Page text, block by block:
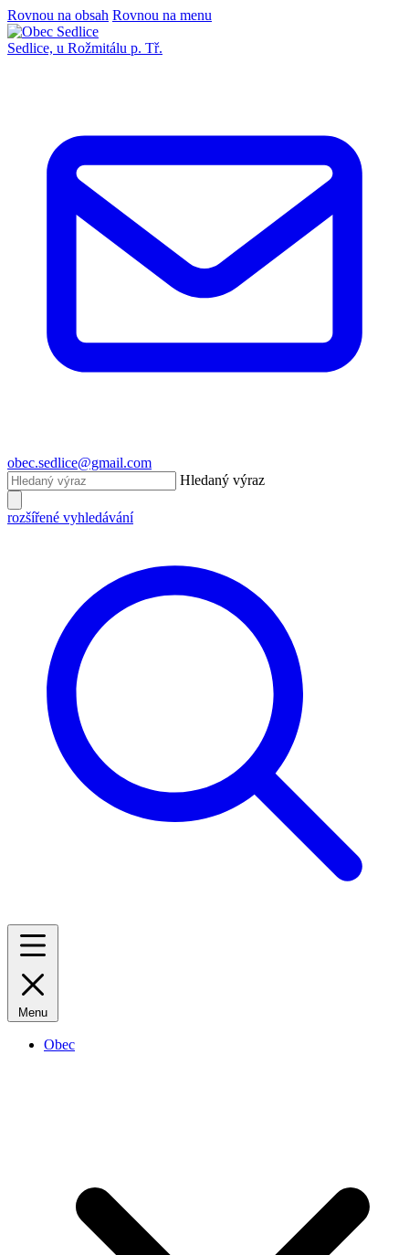
Rovnou na obsah Rovnou na menu
Sedlice, u Rožmitálu p. Tř.
obec.sedlice@gmail.com
Hledaný výraz
rozšířené vyhledávání
Menu
Obec